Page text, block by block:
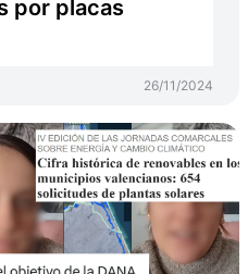
por placas
26/11/2024